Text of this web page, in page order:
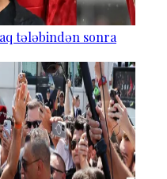
tələbindən sonra